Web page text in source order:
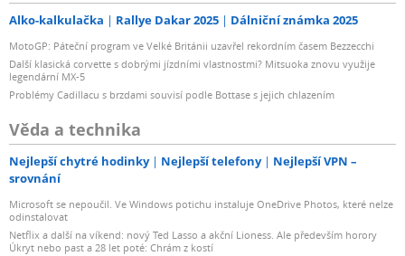
Alko-kalkulačka Rallye Dakar 2025 Dálniční známka 2025
MotoGP: Páteční program ve Velké Británii uzavřel rekordním časem Bezzecchi
Další klasická corvette s dobrými jízdními vlastnostmi? Mitsuoka znovu využije
legendární MX-5
Problémy Cadillacu s brzdami souvisí podle Bottase s jejich chlazením
Věda a technika
Nejlepší chytré hodinky Nejlepší telefony
Nejlepší VPN –
srovnání
Microsoft se nepoučil. Ve Windows potichu instaluje OneDrive Photos, které nelze
odinstalovat
Netflix a další na víkend: nový Ted Lasso a akční Lioness. Ale především horory
Úkryt nebo past a 28 let poté: Chrám z kostí